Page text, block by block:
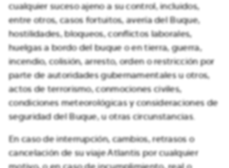
cualquier suceso ajeno a su control, incluidos,
entre otros, casos fortuitos, avería del Buque,
hostilidades, bloqueos, conflictos laborales,
huelgas a bordo del buque o en tierra, guerra,
incendio, colisión, arresto, orden o restricción por
parte de autoridades gubernamentales u otros,
actos de terrorismo, conmociones civiles,
condiciones meteorológicas y consideraciones de
seguridad del Buque, u otras circunstancias.
En caso de interrupción, cambios, retrasos o
cancelación de su viaje Atlantis por cualquier